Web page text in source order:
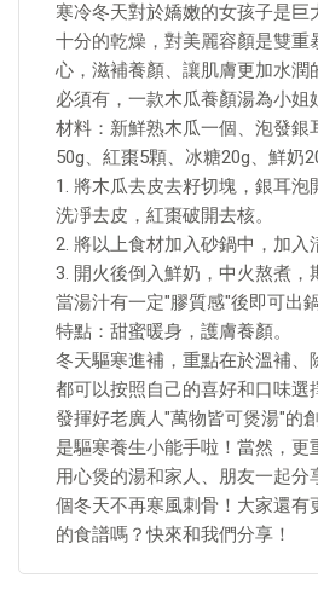
寒冷冬天對於嬌嫩的女孩子是巨
十分的乾燥，對美麗容顏是雙重
心，滋補養顏、讓肌膚更加水潤
必須有，一款木瓜養顏湯為小姐
材料：新鮮熟木瓜一個、泡發銀
50g、紅棗5顆、冰糖20g、鮮奶
1. 將木瓜去皮去籽切塊，銀耳泡
洗凈去皮，紅棗破開去核。
2. 將以上食材加入砂鍋中，加入
3. 開火後倒入鮮奶，中火熬煮，
當湯汁有一定"膠質感"後即可出鍋
特點：甜蜜暖身，護膚養顏。
冬天驅寒進補，重點在於溫補、
都可以按照自己的喜好和口味選
發揮好老廣人"萬物皆可煲湯"的
是驅寒養生小能手啦！當然，更
用心煲的湯和家人、朋友一起分
個冬天不再寒風刺骨！大家還有
的食譜嗎？快來和我們分享！